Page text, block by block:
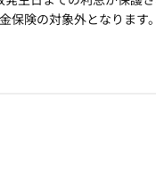
険の対象外となります